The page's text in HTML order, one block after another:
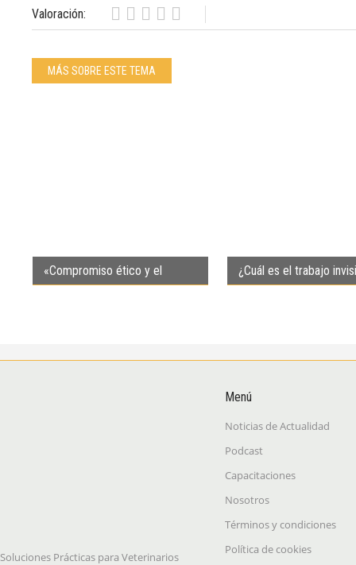
Valoración:
MÁS SOBRE ESTE TEMA
«Compromiso ético y el
¿Cuál es el trabajo
Soluciones Prácticas para Veterinarios
Menú
Noticias de Actualidad
Podcast
Capacitaciones
Nosotros
Términos y condiciones
Política de cookies